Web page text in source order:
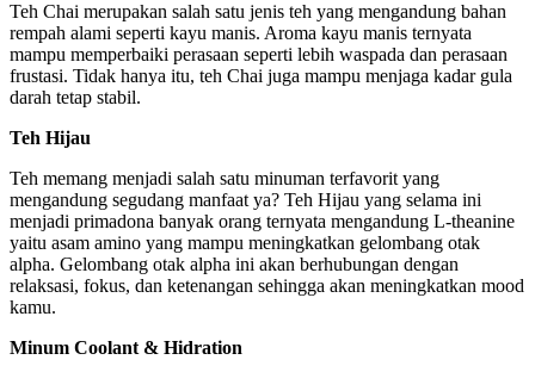
Teh Chai merupakan salah satu jenis teh yang mengandung bahan
rempah alami seperti kayu manis. Aroma kayu manis ternyata
mampu memperbaiki perasaan seperti lebih waspada dan perasaan
frustasi. Tidak hanya itu, teh Chai juga mampu menjaga kadar gula
darah tetap stabil.
Teh Hijau
Teh memang menjadi salah satu minuman terfavorit yang
mengandung segudang manfaat ya? Teh Hijau yang selama ini
menjadi primadona banyak orang ternyata mengandung L-theanine
yaitu asam amino yang mampu meningkatkan gelombang otak
alpha. Gelombang otak alpha ini akan berhubungan dengan
relaksasi, fokus, dan ketenangan sehingga akan meningkatkan mood
kamu.
Minum Coolant & Hidration